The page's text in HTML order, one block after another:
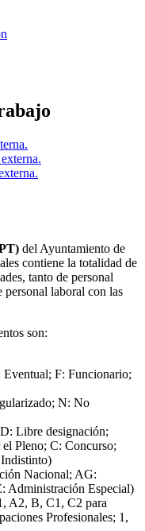
del Ayuntamiento de
contiene la totalidad de
tanto de personal
laboral con las
son:
F: Funcionario;
N: No
Libre designación;
Pleno; C: Concurso;
Nacional; AG:
Administración Especial)
A2, B, C1, C2 para
Profesionales; 1,